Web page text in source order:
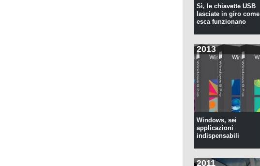
Sì, le chiavette USB
lasciate in giro come
esca funzionano
2013
Windows, sei
applicazioni
indispensabili
2011